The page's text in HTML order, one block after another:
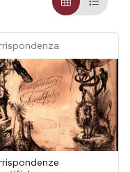
GrigliaTable